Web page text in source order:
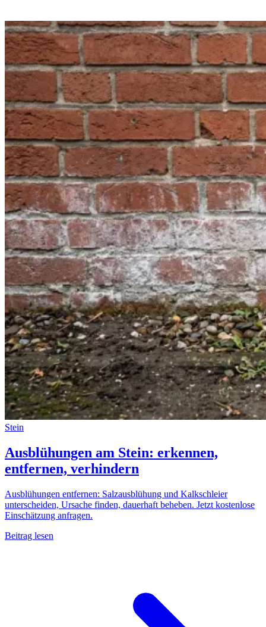
Stein
Ausblühungen am Stein: erkennen,
entfernen, verhindern
Ausblühungen entfernen: Salzausblühung und Kalkschleier
unterscheiden, Ursache finden, dauerhaft beheben. Jetzt kostenlose
Einschätzung anfragen.
Beitrag lesen